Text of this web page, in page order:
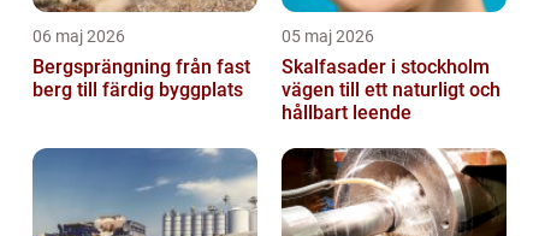
06 maj 2026
Bergsprängning från fast
berg till färdig byggplats
05 maj 2026
Skalfasader i stockholm
vägen till ett naturligt och
hållbart leende